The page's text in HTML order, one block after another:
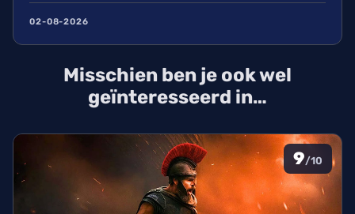
carrière van nachtclubeigenaar tot maffia-icoon en
in New York.
02-08-2026
Misschien ben je ook wel
geïnteresseerd in…
9/10